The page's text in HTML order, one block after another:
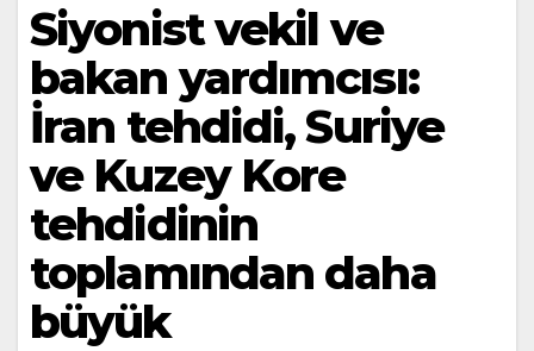
Siyonist vekil ve
bakan yardımcısı:
İran tehdidi, Suriye
ve Kuzey Kore
tehdidinin
toplamından daha
büyük